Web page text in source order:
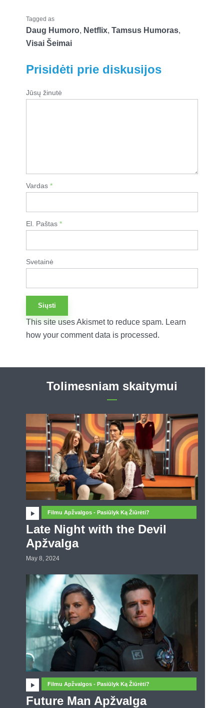
Tagged as
Daug Humoro, Netflix, Tamsus Humoras,
Visai Šeimai
Prisidėti prie diskusijos
Jūsų žinutė
Vardas *
El. Paštas *
Svetainė
This site uses Akismet to reduce spam. Learn
how your comment data is processed.
Tolimesniam skaitymui
Filmu Apžvalgos - Pasiūlyk Ką Žiūrėti?
Late Night with the Devil
Apžvalga
May 8, 2024
Filmu Apžvalgos - Pasiūlyk Ką Žiūrėti?
Future Man Apžvalga